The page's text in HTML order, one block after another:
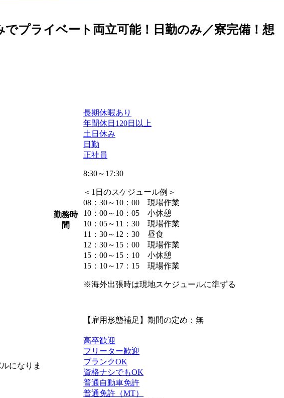
プライベート両立可能！日勤のみ／寮完備！想
になりま
勤務時
間
長期休暇あり
年間休日120日以上
土日休み
日勤
正社員
8:30～17:30
＜1日のスケジュール例＞
08：30～10：00 現場作業
10：00～10：05 小休憩
10：05～11：30 現場作業
11：30～12：30 昼食
12：30～15：00 現場作業
15：00～15：10 小休憩
15：10～17：15 現場作業
※海外出張時は現地スケジュールに準ずる
【雇用形態補足】期間の定め：無
高卒歓迎
フリーター歓迎
ブランクOK
資格ナシでもOK
普通自動車免許
普通免許（MT）